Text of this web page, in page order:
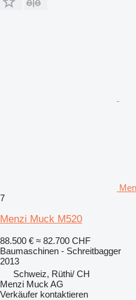
7
Menzi Muck M520
88.500 € ≈ 82.700 CHF
Baumaschinen - Schreitbagger
2013
Schweiz, Rüthi/ CH
Menzi Muck AG
Verkäufer kontaktieren